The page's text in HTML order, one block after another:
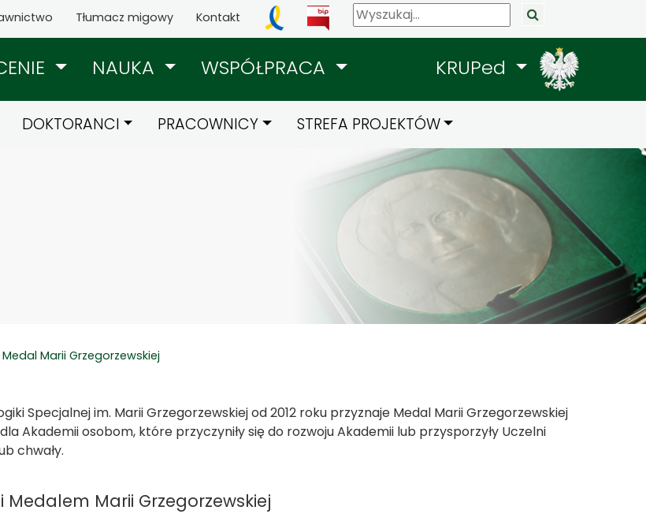
Tłumacz migowy Kontakt
NAUKA WSPÓŁPRACA KRUPed
DOKTORANCI PRACOWNICY STREFA PROJEKTÓW
Medal Marii Grzegorzewskiej
Specjalnej im. Marii Grzegorzewskiej od 2012 roku przyznaje Medal Marii Grzegorzewskiej
Akademii osobom, które przyczyniły się do rozwoju Akademii lub przysporzyły Uczelni
chwały.
Medalem Marii Grzegorzewskiej